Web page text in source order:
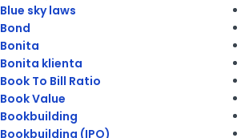
Blue sky laws
Bond
Bonita
Bonita klienta
Book To Bill Ratio
Book Value
Bookbuilding
Bookbuilding (IPO)